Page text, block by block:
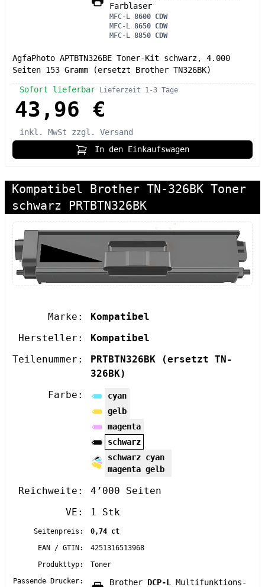
Farblaser
MFC-L
8600 CDW
MFC-L
8650 CDW
MFC-L
8850 CDW
AgfaPhoto APTBTN326BE Toner-Kit schwarz, 4.000
Seiten 153 Gramm (ersetzt Brother TN326BK)
Sofort lieferbar Lieferzeit 1-3 Tage
43,96 €
inkl. MwSt
zzgl. Versand
In den Einkaufswagen
Kompatibel Brother TN-326BK Toner
schwarz PRTBTN326BK
Marke:
Kompatibel
Hersteller:
Kompatibel
Teilenummer:
PRTBTN326BK
(ersetzt TN-
326BK)
Farbe:
cyan
gelb
magenta
schwarz
schwarz cyan
magenta gelb
Reichweite:
4’000 Seiten
VE:
1 Stk
Seitenpreis:
0,74 ct
EAN / GTIN:
4251316513968
Produkttyp:
Toner
Passende Drucker:
Brother DCP-L
Multifunktions-